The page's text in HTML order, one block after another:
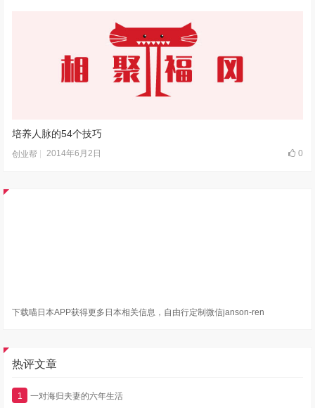
培养人脉的54个技巧
创业帮 2014年6月2日 0
下载喵日本APP获得更多日本相关信息，自由行定制微信janson-ren
热评文章
1 一对海归夫妻的六年生活